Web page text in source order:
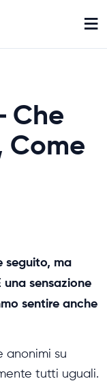
≡
Che
Come
seguito, ma
sensazione
sentire anche
anonimi su
tutti uguali.